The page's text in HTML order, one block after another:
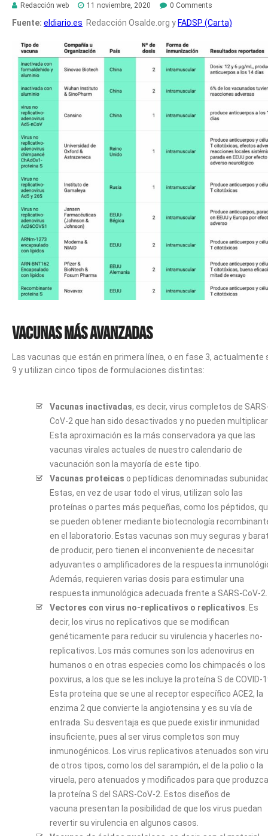
Redacción web 11 noviembre, 2020 0 Comments
Fuente: eldiario.es Redacción Osalde.org y FADSP (Carta)
Vacunas más avanzadas
Las vacunas que están en primera línea, o en fase 3, actualmente
9 y utilizan cinco tipos de formulaciones distintas:
Vacunas inactivadas, es decir, virus completos de
CoV-2 que han sido desactivados y no pueden
Esta aproximación es la más conservadora ya que las
vacunas virales actuales de nuestro calendario de
vacunación son la mayoría de este tipo.
Vacunas proteicas o peptídicas denominadas
Estas, en vez de usar todo el virus, utilizan solo las
proteínas o partes más pequeñas, como los péptidos,
se pueden obtener mediante biotecnología
en el laboratorio. Estas vacunas son muy seguras y
de producir, pero tienen el inconveniente de necesitar
adyuvantes o amplificadores de la respuesta
Además, requieren varias dosis para estimular una
respuesta inmunológica adecuada frente a SARS-CoV-2.
Vectores con virus no-replicativos o replicativos . Es
decir, los virus no replicativos que se modifican
genéticamente para reducir su virulencia y hacerles no-
replicativos. Los más comunes son los adenovirus en
humanos o en otras especies como los chimpacés o los
poxvirus, a los que se les incluye la proteína S de COVID-
Esta proteína que se une al receptor específico ACE2, la
enzima 2 que convierte la angiotensina y es su vía de
entrada. Su desventaja es que puede existir inmunidad
insuficiente, pues al ser virus completos son muy
inmunogénicos. Los virus replicativos atenuados son
de otros tipos, como los del sarampión, el de la polio o la
viruela, pero atenuados y modificados para que
la proteína S del SARS-CoV-2. Estos diseños de
vacuna presentan la posibilidad de que los virus puedan
revertir su virulencia en algunos casos.